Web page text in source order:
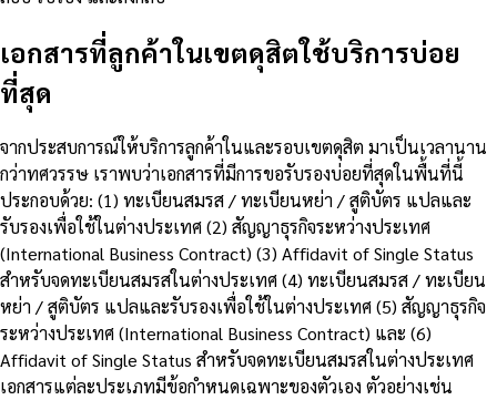
เอกสารที่ลูกค้าในเขตดุสิตใช้บริการบ่อย
ที่สุด
จากประสบการณ์ให้บริการลูกค้าในและรอบเขตดุสิต มาเป็นเวลานาน
กว่าทศวรรษ เราพบว่าเอกสารที่มีการขอรับรองบ่อยที่สุดในพื้นที่นี้
ประกอบด้วย: (1) ทะเบียนสมรส / ทะเบียนหย่า / สูติบัตร แปลและ
รับรองเพื่อใช้ในต่างประเทศ (2) สัญญาธุรกิจระหว่างประเทศ
(International Business Contract) (3) Affidavit of Single Status
สำหรับจดทะเบียนสมรสในต่างประเทศ (4) ทะเบียนสมรส / ทะเบียน
หย่า / สูติบัตร แปลและรับรองเพื่อใช้ในต่างประเทศ (5) สัญญาธุรกิจ
ระหว่างประเทศ (International Business Contract) และ (6)
Affidavit of Single Status สำหรับจดทะเบียนสมรสในต่างประเทศ
เอกสารแต่ละประเภทมีข้อกำหนดเฉพาะของตัวเอง ตัวอย่างเช่น